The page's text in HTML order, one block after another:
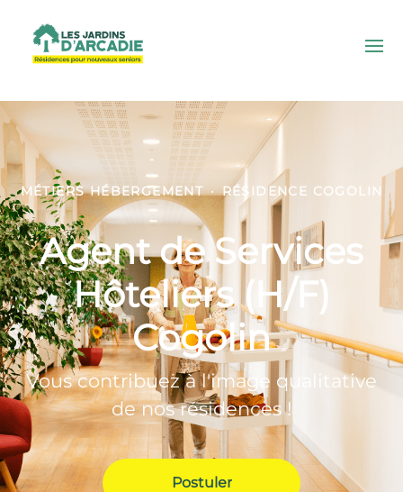
MÉTIERS HÉBERGEMENT · RÉSIDENCE COGOLIN
Agent de Services
Hôteliers (H/F)
Cogolin
Vous contribuez à l'image qualitative
de nos résidences !
Postuler